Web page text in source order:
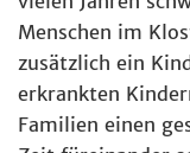
Menschen im
zusätzlich ein
erkrankten
Familien einen